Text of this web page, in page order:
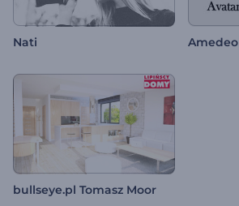
Nati Amedeo
bullseye.pl Tomasz Moor